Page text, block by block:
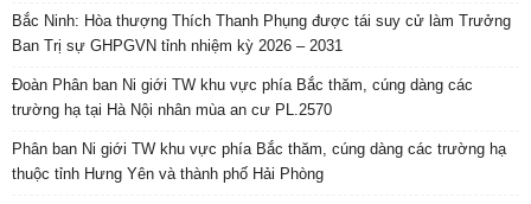
Bắc Ninh: Hòa thượng Thích Thanh Phụng được tái suy cử làm Trưởng
Ban Trị sự GHPGVN tỉnh nhiệm kỳ 2026 – 2031
Đoàn Phân ban Ni giới TW khu vực phía Bắc thăm, cúng dàng các
trường hạ tại Hà Nội nhân mùa an cư PL.2570
Phân ban Ni giới TW khu vực phía Bắc thăm, cúng dàng các trường hạ
thuộc tỉnh Hưng Yên và thành phố Hải Phòng